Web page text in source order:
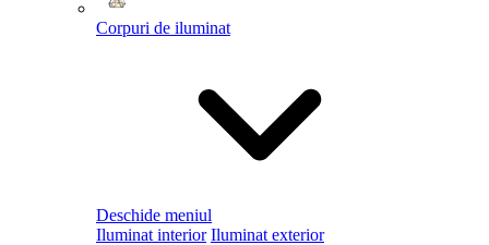
Corpuri de iluminat
Deschide meniul
Iluminat interior Iluminat exterior